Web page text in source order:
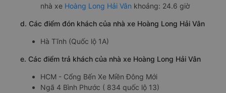
nhà xe Hoàng Long Hải Vân khoảng: 24.6 giờ
d. Các điểm đón khách của nhà xe Hoàng Long Hải Vân
Hà Tĩnh (Quốc lộ 1A)
e. Các điểm trả khách của nhà xe Hoàng Long Hải Vân
HCM - Cổng Bến Xe Miền Đông Mới
Ngã 4 Bình Phước ( 834 quốc lộ 13)